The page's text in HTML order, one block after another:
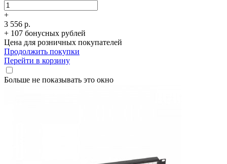
+
3 556 р.
+ 107 бонусных рублей
Цена для розничных покупателей
Продолжить покупки
Перейти в корзину
Больше не показывать это окно